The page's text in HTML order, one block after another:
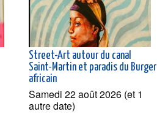
Street-Art autour du canal
Saint-Martin et paradis du Burger
africain
Samedi 22 août 2026 (et 1
autre date)